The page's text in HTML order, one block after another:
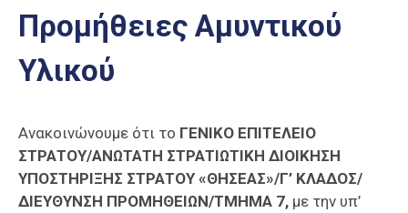
Υποστήριξη
Έκθεση
Παραδοσιακών
Έκθεση
ΕΒΕΠ-
ΚΜ
Προμήθειες Αμυντικού
Υλικού
Ανακοινώνουμε ότι το ΓΕΝΙΚΟ ΕΠΙΤΕΛΕΙΟ
ΣΤΡΑΤΟΥ/ΑΝΩΤΑΤΗ ΣΤΡΑΤΙΩΤΙΚΗ ΔΙΟΙΚΗΣΗ
ΥΠΟΣΤΗΡΙΞΗΣ ΣΤΡΑΤΟΥ «ΘΗΣΕΑΣ»/Γ’ ΚΛΑΔΟΣ/
ΔΙΕΥΘΥΝΣΗ ΠΡΟΜΗΘΕΙΩΝ/ΤΜΗΜΑ 7, με την υπ’